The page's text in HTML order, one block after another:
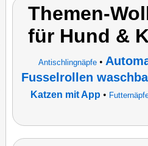
Themen-
für Hund &
Antischlingnäpfe •
Fusselrollen
Katzen mit App•